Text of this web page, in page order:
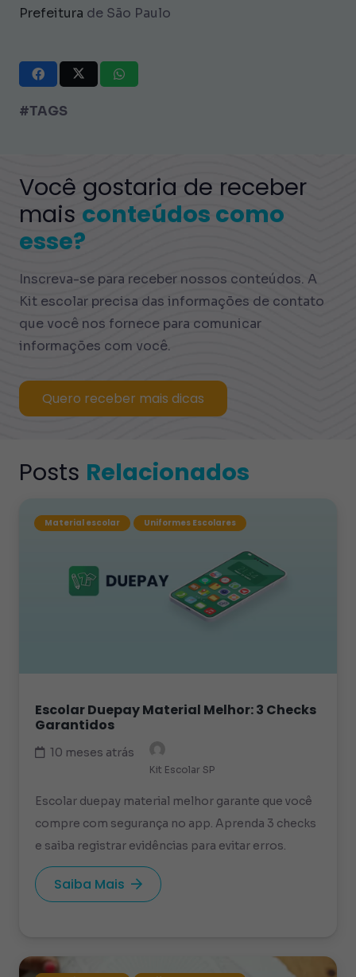
Prefeitura de São Paulo
#TAGS
Você gostaria de receber
mais conteúdos como
esse?
Inscreva-se para receber nossos conteúdos. A
Kit escolar precisa das informações de contato
que você nos fornece para comunicar
informações com você.
Quero receber mais dicas
Posts Relacionados
Material escolar Uniformes Escolares
Escolar Duepay Material Melhor: 3 Checks
Garantidos
10 meses atrás
Kit Escolar SP
Escolar duepay material melhor garante que você
compre com segurança no app. Aprenda 3 checks
e saiba registrar evidências para evitar erros.
Saiba Mais